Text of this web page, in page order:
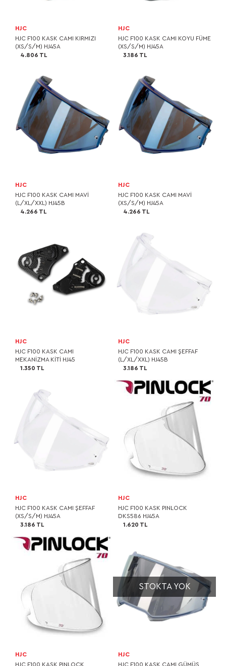
HJC
HJC F100 KASK CAMI KIRMIZI
(XS/S/M) HJ45A
4.806 TL
HJC
HJC F100 KASK CAMI KOYU FÜME
(XS/S/M) HJ45A
3.186 TL
HJC
HJC F100 KASK CAMI MAVİ
(L/XL/XXL) HJ45B
4.266 TL
HJC
HJC F100 KASK CAMI MAVİ
(XS/S/M) HJ45A
4.266 TL
HJC
HJC F100 KASK CAMI
MEKANİZMA KİTİ HJ45
1.350 TL
HJC
HJC F100 KASK CAMI ŞEFFAF
(L/XL/XXL) HJ45B
3.186 TL
HJC
HJC F100 KASK CAMI ŞEFFAF
(XS/S/M) HJ45A
3.186 TL
HJC
HJC F100 KASK PINLOCK
DKS586 HJ45A
1.620 TL
HJC
HJC F100 KASK PINLOCK
STOKTA YOK
HJC
HJC F100 KASK CAMI GÜMÜŞ